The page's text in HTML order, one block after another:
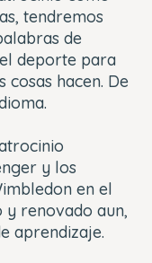
tendremos
de
deporte para
cosas hacen. De
y los
en el
y renovado aun,
aprendizaje.